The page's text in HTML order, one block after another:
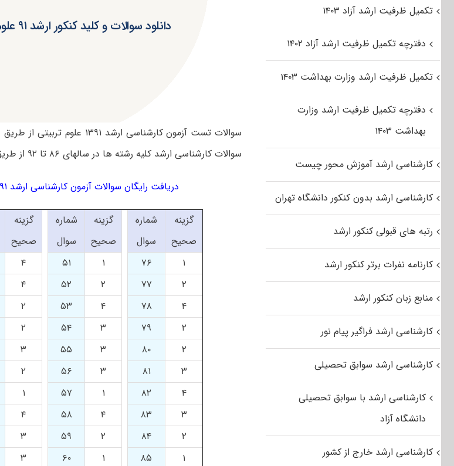
دانلود سوالات و کلید کنکور ارشد ۹۱ علوم تربیتی (رایگان)
سوالات تست آزمون کارشناسی ارشد
سوالات کارشناسی ارشد کلیه رشته ها در سالهای ۸۶ تا ۹۲ از طریق سایت ما امکان پذیر است.
دریافت رایگان سوالات آزمون کارشناسی ارشد ۹۱ علوم تربیتی ۱ کد ۱۱۱۷
گزینه
صحیح
شماره
سوال
گزینه
صحیح
شماره
سوال
گزینه
صحیح
۱
۷۶ ۱ ۵۱ ۴
۲
۷۷ ۲ ۵۲ ۴
۴
۷۸ ۴ ۵۳ ۲
۲
۷۹ ۳ ۵۴ ۲
۲
۸۰ ۳ ۵۵ ۳
۳
۸۱ ۳ ۵۶ ۲
۴
۸۲ ۱ ۵۷ ۱
۳
۸۳ ۴ ۵۸ ۴
۲
۸۴ ۲ ۵۹ ۳
۱
۸۵ ۱ ۶۰ ۳
تکمیل ظرفیت ارشد آزاد ۱۴۰۳
دفترچه تکمیل ظرفیت ارشد آزاد ۱۴۰۲
تکمیل ظرفیت ارشد وزارت بهداشت ۱۴۰۳
دفترچه تکمیل ظرفیت ارشد وزارت
بهداشت ۱۴۰۳
کارشناسی ارشد آموزش محور چیست
کارشناسی ارشد بدون کنکور دانشگاه تهران
رتبه های قبولی کنکور ارشد
کارنامه نفرات برتر کنکور ارشد
منابع زبان کنکور ارشد
کارشناسی ارشد فراگیر پیام نور
کارشناسی ارشد سوابق تحصیلی
کارشناسی ارشد با سوابق تحصیلی
دانشگاه آزاد
کارشناسی ارشد خارج از کشور